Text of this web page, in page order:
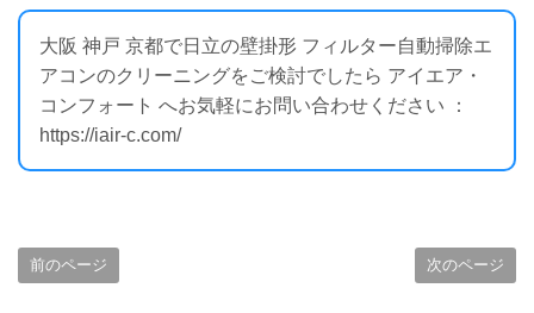
大阪 神戸 京都で日立の壁掛形 フィルター自動掃除エ
アコンのクリーニングをご検討でしたら アイエア・
コンフォート へお気軽にお問い合わせください ：
https://iair-c.com/
前のページ 次のページ